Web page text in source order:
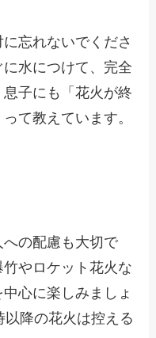
忘れないでくださ
水につけて、完全
子にも「花火が終
て教えています。
の配慮も大切で
やロケット花火な
心に楽しみましょ
以降の花火は控える